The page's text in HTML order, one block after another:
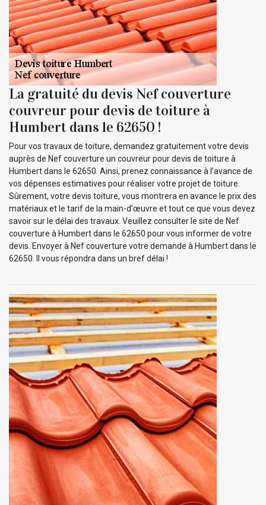
La gratuité du devis Nef couverture
couvreur pour devis de toiture à
Humbert dans le 62650 !
Pour vos travaux de toiture, demandez gratuitement votre devis
auprès de Nef couverture un couvreur pour devis de toiture à
Humbert dans le 62650. Ainsi, prenez connaissance à l’avance de
vos dépenses estimatives pour réaliser votre projet de toiture.
Sûrement, votre devis toiture, vous montrera en avance le prix des
matériaux et le tarif de la main-d’œuvre et tout ce que vous devez
savoir sur le délai des travaux. Veuillez consulter le site de Nef
couverture à Humbert dans le 62650 pour vous informer de votre
devis. Envoyer à Nef couverture votre demande à Humbert dans le
62650. Il vous répondra dans un bref délai !